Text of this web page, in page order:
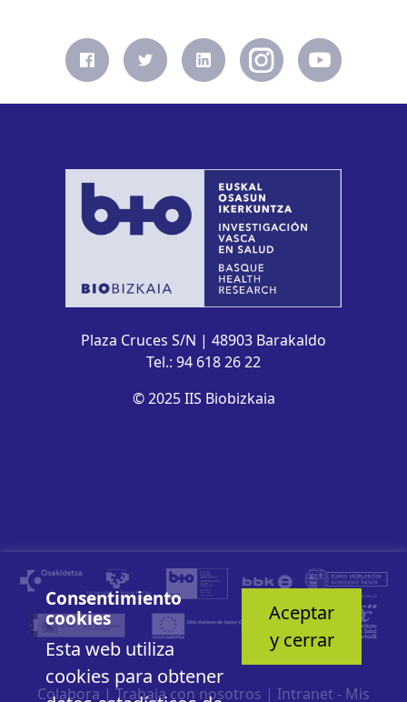
Plaza Cruces S/N | 48903 Barakaldo
Tel.: 94 618 26 22
© 2025 IIS Biobizkaia
Consentimiento
cookies
Esta web utiliza
cookies para obtener
Aceptar
y cerrar
Colabora | Trabaja con nosotros | Intranet - Mis